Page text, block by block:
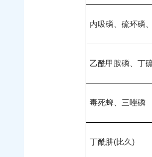
内吸磷、硫环磷
乙酰甲胺磷、丁
毒死蜱、三唑磷
丁酰肼(比久)